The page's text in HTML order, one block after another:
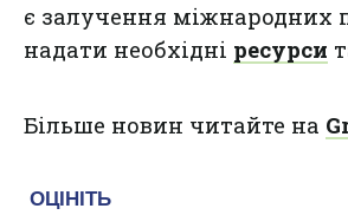
є залучення міжнародних
надати необхідні ресурси
Більше новин читайте на